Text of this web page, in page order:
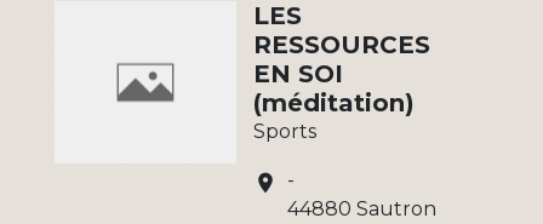
LES
RESSOURCES
EN SOI
(méditation)
Sports
location_on
-
44880 Sautron